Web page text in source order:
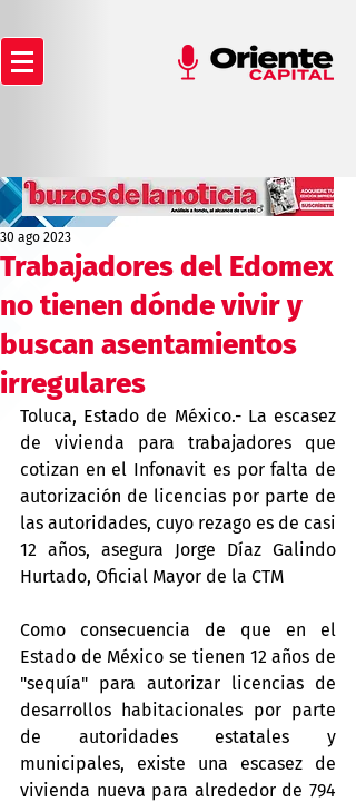
Trabajadores del Edomex
no tienen dónde vivir y
buscan asentamientos
irregulares
30 ago 2023
Toluca, Estado de México.- La escasez
de vivienda para trabajadores que
cotizan en el Infonavit es por falta de
autorización de licencias por parte de
las autoridades, cuyo rezago es de casi
12 años, asegura Jorge Díaz Galindo
Hurtado, Oficial Mayor de la CTM
Como consecuencia de que en el
Estado de México se tienen 12 años de
"sequía" para autorizar licencias de
desarrollos habitacionales por parte
de autoridades estatales y
municipales, existe una escasez de
vivienda nueva para alrededor de 794